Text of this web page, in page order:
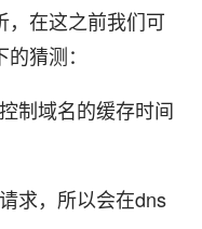
，在这之前我们可
猜测：
制域名的缓存时间
求，所以会在dns